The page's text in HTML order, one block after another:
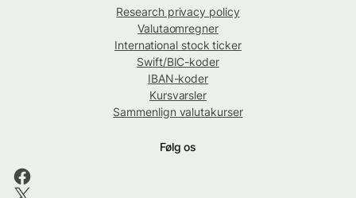
Research privacy policy
Valutaomregner
International stock ticker
Swift/BIC-koder
IBAN-koder
Kursvarsler
Sammenlign valutakurser
Følg os